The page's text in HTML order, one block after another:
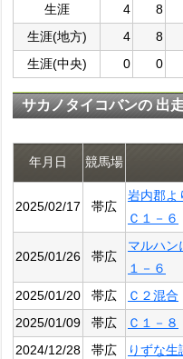
生涯
4 8
生涯(地方)
4 8
生涯(中央)
0 0
サカノタイコバンの 出
年月日 競馬場
2025/02/17 帯広
岩内郡よ
Ｃ１－６
2025/01/26 帯広
マルハン
１－６
2025/01/20 帯広 Ｃ２混合
2025/01/09
帯広 Ｃ１－８
2024/12/28
帯広 りずな生